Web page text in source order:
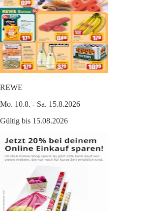
REWE
Mo. 10.8. - Sa. 15.8.2026
Gültig bis 15.08.2026